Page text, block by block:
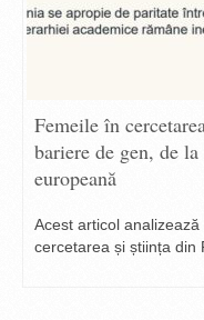
Femeile în
bariere de gen, de
europeană
Acest articol
cercetarea și știința din